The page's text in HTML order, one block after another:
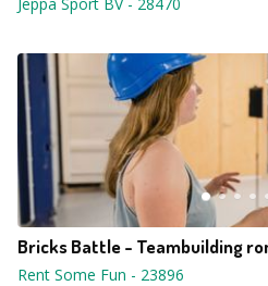
Bricks Battle - Teambuilding
Rent Some Fun - 23896